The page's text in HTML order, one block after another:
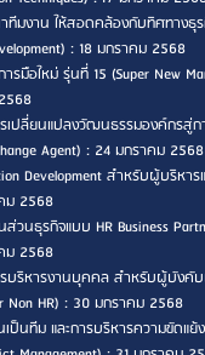
มงาน ให้สอดคล้องกับทิศทางธุร
: 18 มกราคม 2568
รมือใหม่ รุ่นที่ 15 (Super New
เปลี่ยนแปลงวัฒนธรรมองค์กรสู่
Agent) : 24 มกราคม 2568
Development สำหรับผู้บริหาร
ม 2568
วนธุรกิจแบบ HR Business
ม 2568
บริหารงานบุคคล สำหรับผู้บังคั
Non HR) : 30 มกราคม 2568
ป็นทีม และการบริหารความขัดแย้